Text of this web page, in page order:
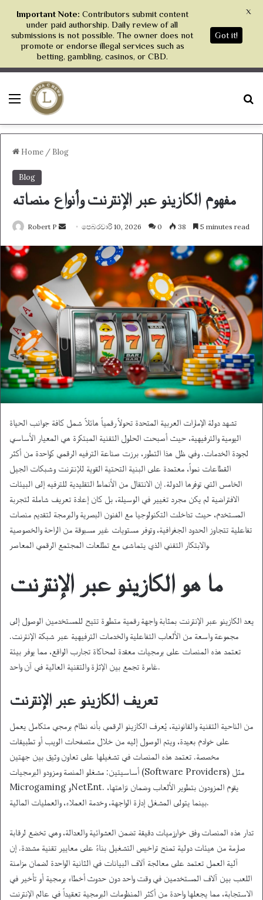
Menu
Home / Blog
Blog
مفهوم الكازينو عبر الإنترنت وأنواع منصاته
Robert P
Send
email
පෙබරවාරි 10, 2026 0 38 5 minutes read
تشهد دولة الإمارات العربية المتحدة تحولاً رقمياً هائلاً شمل كافة جوانب الحياة
اليومية والترفيهية، حيث أصبحت الحلول التقنية المبتكرة هي المعيار الأساسي
لجودة الخدمات. وفي ظل هذا التطور، برزت صناعة الترفيه الرقمي كواحدة من أكثر
القطاعات نمواً، معتمدة على البنية التحتية القوية للإنترنت وشبكات الجيل
الخامس التي توفرها الدولة. إن الانتقال من الأنماط التقليدية للترفيه إلى البيئات
الافتراضية لم يكن مجرد تغيير في الوسيلة، بل كان إعادة تعريف شاملة لتجربة
المستخدم، حيث تداخلت التكنولوجيا مع الفنون البصرية والبرمجة لتقديم منصات
تفاعلية تتجاوز الحدود الجغرافية، وتوفر مستويات غير مسبوقة من الراحة والخصوصية
والابتكار التقني الذي يتماشى مع تطلعات المجتمع الرقمي المعاصر.
ما هو الكازينو عبر الإنترنت
يعد الكازينو عبر الإنترنت بمثابة واجهة رقمية متطورة تتيح للمستخدمين الوصول إلى
مجموعة واسعة من الألعاب التفاعلية والخدمات الترفيهية عبر شبكة الإنترنت.
تعتمد هذه المنصات على برمجيات معقدة لمحاكاة تجارب الواقع، مما يوفر بيئة
غامرة تجمع بين الإثارة والتقنية العالية في آن واحد.
تعريف الكازينو عبر الإنترنت
من الناحية التقنية والقانونية، يُعرف الكازينو الرقمي بأنه نظام برمجي متكامل يعمل
على خوادم بعيدة، ويتم الوصول إليه من خلال متصفحات الويب أو تطبيقات
مخصصة. تعتمد هذه المنصات في تشغيلها على تعاون وثيق بين جهتين
أساسيتين: مشغلو المنصة ومزودو البرمجيات (Software Providers) مثل
Microgaming وNetEnt. يقوم المزودون بتطوير الألعاب وضمان نزاهتها،
بينما يتولى المشغل إدارة الواجهة، وخدمة العملاء، والعمليات المالية.
تدار هذه المنصات وفق خوارزميات دقيقة تضمن العشوائية والعدالة، وهي تخضع لرقابة
صارمة من هيئات دولية تمنح تراخيص التشغيل بناءً على معايير تقنية مشددة. إن
آلية العمل تعتمد على معالجة آلاف البيانات في الثانية الواحدة لضمان مزامنة
اللعب بين آلاف المستخدمين في وقت واحد دون حدوث أخطاء برمجية أو تأخير في
الاستجابة، مما يجعلها واحدة من أكثر المنظومات البرمجية تعقيداً في عالم الإنترنت
Important Note: Contributors submit content
under paid authorship. Daily review of all
submissions is not possible. The owner does not
promote or endorse illegal services such as
betting, gambling, casinos, or CBD.
Got it!
X